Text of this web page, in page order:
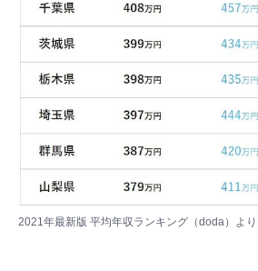
2021年最新版 平均年収ランキング（doda） より